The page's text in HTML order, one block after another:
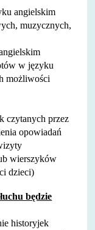
angielskim
muzycznych,
w języku
możliwości
czytanych przez
opowiadań
wierszyków
dzieci)
będzie
historyjek